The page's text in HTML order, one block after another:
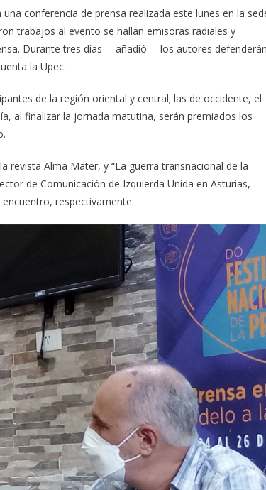
conferencia de prensa realizada este lunes en la
trabajos al evento se hallan emisoras radiales y
Durante tres días —añadió— los autores
la Upec.
de la región oriental y central; las de occidente, el
al finalizar la jornada matutina, serán premiados los
revista Alma Mater, y “La guerra transnacional de la
de Comunicación de Izquierda Unida en Asturias,
respectivamente.